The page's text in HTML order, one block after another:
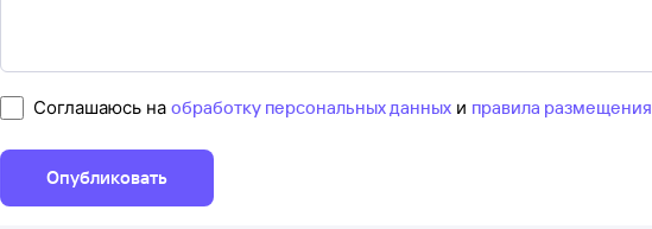
Соглашаюсь на обработку персональных данных и правила размещения
Опубликовать